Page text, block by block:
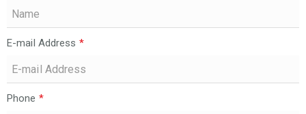
E-mail Address *
Phone *